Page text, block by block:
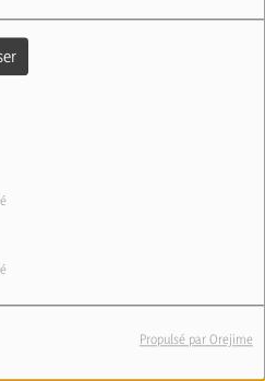
Propulsé par Orejime
sécuritaires